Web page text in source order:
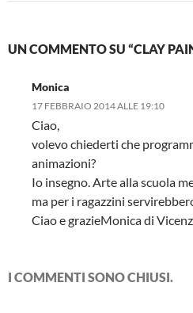
UN COMMENTO SU “CLAY
Monica
17 FEBBRAIO 2014 ALLE 19:10
Ciao,
volevo chiederti che
animazioni?
Io insegno. Arte alla scuola
ma per i ragazzini
Ciao e grazieMonica di
I COMMENTI SONO CHIUSI.